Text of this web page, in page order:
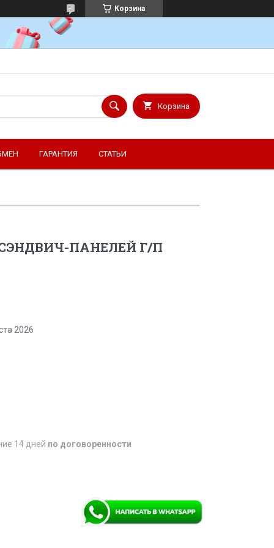
Корзина
Корзина
ГАРАНТИЯ СТАТЬИ
ПАНЕЛЕЙ Г/П
2026
14 дней по договоренности